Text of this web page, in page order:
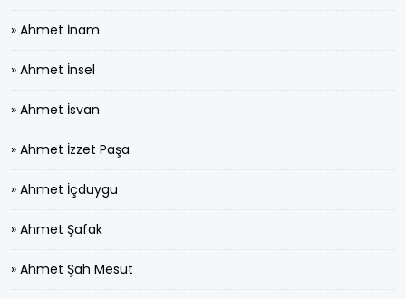
» Ahmet İnam
» Ahmet İnsel
» Ahmet İsvan
» Ahmet İzzet Paşa
» Ahmet İçduygu
» Ahmet Şafak
» Ahmet Şah Mesut